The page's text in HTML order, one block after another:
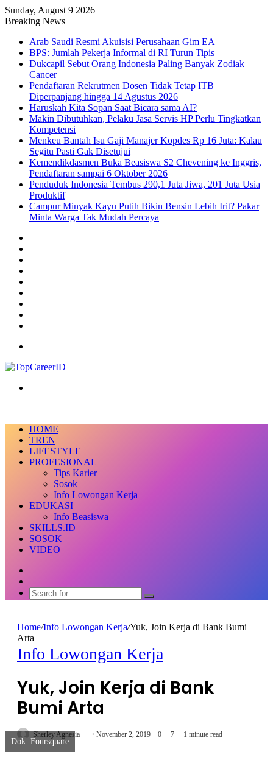
Sunday, August 9 2026
Breaking News
Arab Saudi Resmi Akuisisi Perusahaan Gim EA
BPS: Jumlah Pekerja Informal di RI Turun Tipis
Dukcapil Sebut Orang Indonesia Paling Banyak Zodiak
Cancer
Pendaftaran Rekrutmen Dosen Tidak Tetap ITB
Diperpanjang hingga 14 Agustus 2026
Haruskah Kita Sopan Saat Bicara sama AI?
Makin Dibutuhkan, Pelaku Jasa Servis HP Perlu Tingkatkan
Kompetensi
Menkeu Bantah Isu Gaji Manajer Kopdes Rp 16 Juta: Kalau
Segitu Pasti Gak Disetujui
Kemendikdasmen Buka Beasiswa S2 Chevening ke Inggris,
Pendaftaran sampai 6 Oktober 2026
Penduduk Indonesia Tembus 290,1 Juta Jiwa, 201 Juta Usia
Produktif
Campur Minyak Kayu Putih Bikin Bensin Lebih Irit? Pakar
Minta Warga Tak Mudah Percaya
HOME
TREN
LIFESTYLE
PROFESIONAL
Tips Karier
Sosok
Info Lowongan Kerja
EDUKASI
Info Beasiswa
SKILLS.ID
SOSOK
VIDEO
skin
Search
Home/Info Lowongan Kerja/Yuk, Join Kerja di Bank Bumi
Arta
Info Lowongan Kerja
Yuk, Join Kerja di Bank
Bumi Arta
Sherley Agnesia
Send November 2, 2019 0 7 1 minute read
Dok. Foursquare